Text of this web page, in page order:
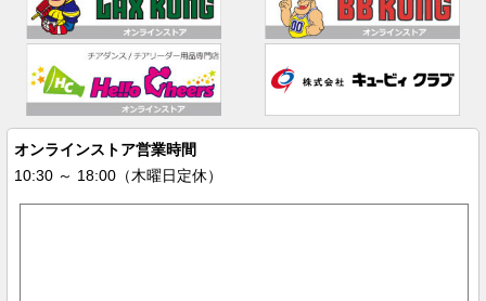
オンラインストア営業時間
10:30 ～ 18:00（木曜日定休）